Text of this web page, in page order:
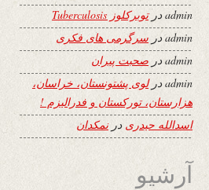
adminدرتوبرکلوز Tuberculosis
adminدر سرگرمی های فکری
admin در صحبت پیران
adminدرلوی پشتونستان، خراسان،
هزارستان، تورکستان و فدرالیزم !
اسدالله حیدری درنمکدان
آرشیو